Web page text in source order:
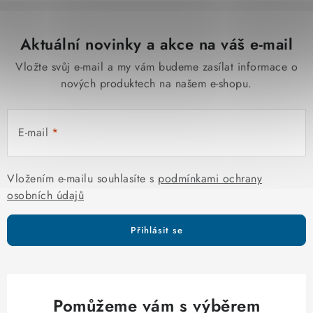
Aktuální novinky a akce na váš e-mail
Vložte svůj e-mail a my vám budeme zasílat informace o
nových produktech na našem e-shopu.
E-mail
Vložením e-mailu souhlasíte s podmínkami ochrany
osobních údajů
Přihlásit se
Pomůžeme vám s výběrem